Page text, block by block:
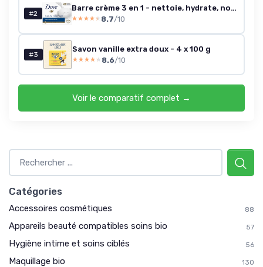
#2
Barre crème 3 en 1 - nettoie, hydrate, nourrit - Lot 8 x 90 g
★★★★★
★★★★★ 8.7/10
#3
Savon vanille extra doux - 4 x 100 g
★★★★★
★★★★★ 8.6/10
Voir le comparatif complet →
Catégories
Accessoires cosmétiques 88
Appareils beauté compatibles soins bio 57
Hygiène intime et soins ciblés 56
Maquillage bio 130